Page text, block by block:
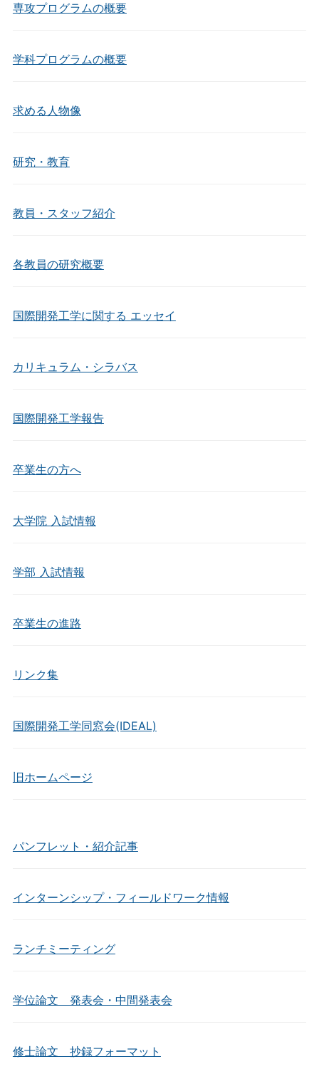
専攻プログラムの概要
学科プログラムの概要
求める人物像
研究・教育
教員・スタッフ紹介
各教員の研究概要
国際開発工学に関する エッセイ
カリキュラム・シラバス
国際開発工学報告
卒業生の方へ
大学院 入試情報
学部 入試情報
卒業生の進路
リンク集
国際開発工学同窓会(IDEAL)
旧ホームページ
パンフレット・紹介記事
インターンシップ・フィールドワーク情報
ランチミーティング
学位論文 発表会・中間発表会
修士論文 抄録フォーマット